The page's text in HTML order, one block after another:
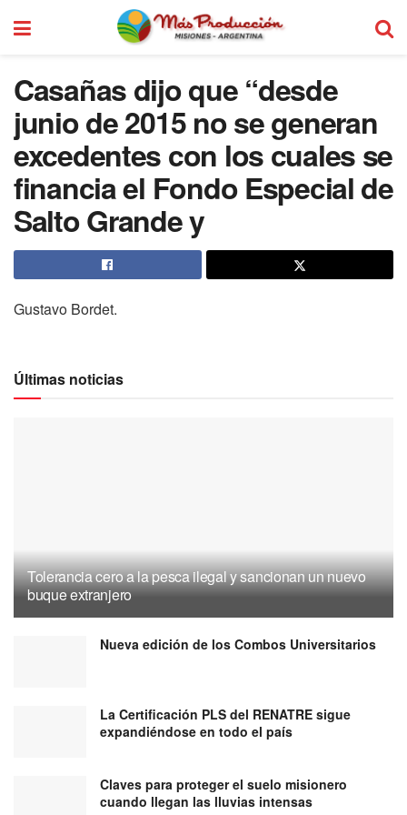
Casañas dijo que “desde
junio de 2015 no se generan
excedentes con los cuales se
financia el Fondo Especial de
Salto Grande y
Gustavo Bordet.
Últimas noticias
Tolerancia cero a la pesca ilegal y sancionan un nuevo
buque extranjero
Nueva edición de los Combos Universitarios
La Certificación PLS del RENATRE sigue
expandiéndose en todo el país
Claves para proteger el suelo misionero
cuando llegan las lluvias intensas